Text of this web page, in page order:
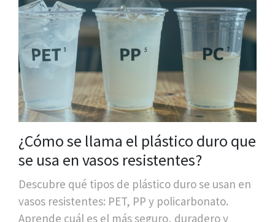
¿Cómo se llama el plástico duro que
se usa en vasos resistentes?
Descubre qué tipos de plástico duro se usan en
vasos resistentes: PET, PP y policarbonato.
Aprende cuál es el más seguro, duradero y